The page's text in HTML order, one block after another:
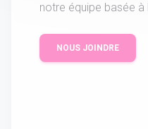
notre équipe basée à
NOUS JOINDRE